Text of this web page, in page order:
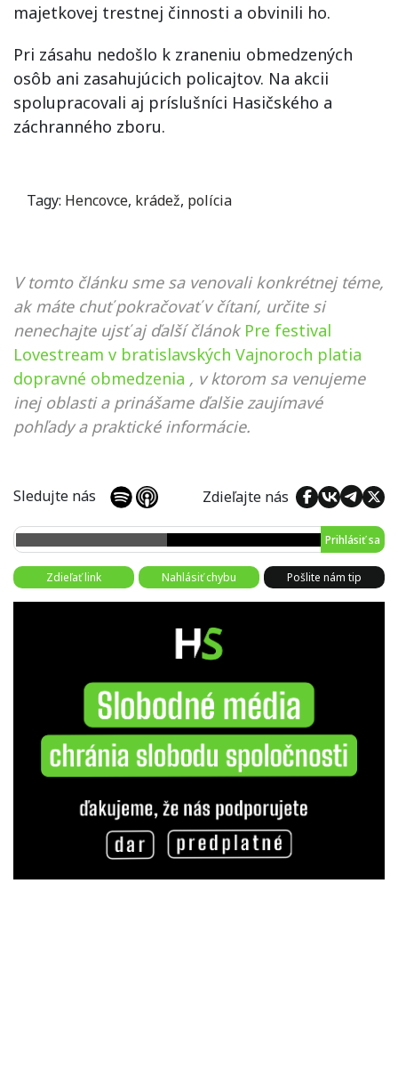
majetkovej trestnej činnosti a obvinili ho.
Pri zásahu nedošlo k zraneniu obmedzených
osôb ani zasahujúcich policajtov. Na akcii
spolupracovali aj príslušníci Hasičského a
záchranného zboru.
Tagy: Hencovce, krádež, polícia
V tomto článku sme sa venovali konkrétnej téme,
ak máte chuť pokračovať v čítaní, určite si
nenechajte ujsť aj ďalší článok Pre festival
Lovestream v bratislavských Vajnoroch platia
dopravné obmedzenia , v ktorom sa venujeme
inej oblasti a prinášame ďalšie zaujímavé
pohľady a praktické informácie.
Sledujte nás Zdieľajte nás
Prihlásiť sa
Zdieľať link Nahlásiť chybu Pošlite nám tip